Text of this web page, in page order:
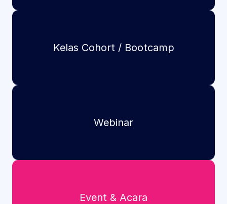
Kelas Cohort / Bootcamp
Webinar
Event & Acara